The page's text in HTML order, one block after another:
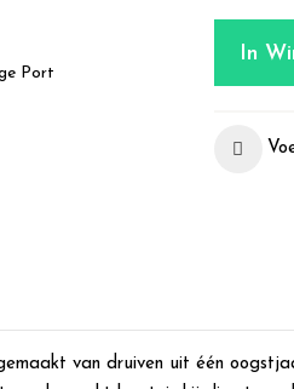
Port
In
van druiven uit één